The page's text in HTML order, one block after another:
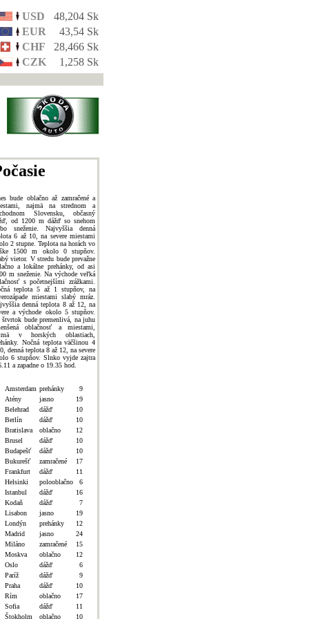
USD
48,204 Sk
EUR
43,54 Sk
CHF
28,466 Sk
CZK
1,258 Sk
bude oblačno až zamračené a
najmä na strednom a
Slovensku, občasný
od 1200 m dážď so snehom
sneženie. Najvyššia denná
6 až 10, na severe miestami
2 stupne. Teplota na horách vo
1500 m okolo 0 stupňov.
vietor. V stredu bude prevažne
a lokálne prehánky, od asi
m sneženie. Na východe veľká
s početnejšími zrážkami.
teplota 5 až 1 stupňov, na
miestami slabý mráz.
denná teplota 8 až 12, na
a východe okolo 5 stupňov.
štvrtok bude premenlivá, na juhu
oblačnosť a miestami,
v horských oblastiach,
Nočná teplota väčšinou 4
denná teplota 8 až 12, na severe
6 stupňov. Slnko vyjde zajtra
a zapadne o 19.35 hod.
Amsterdam prehánky
9
Atény
jasno
19
Belehrad
dážď
10
Berlín
dážď
10
Bratislava
oblačno
12
Brusel
dážď
10
Budapešť
dážď
10
Bukurešť
zamračené
17
Frankfurt
dážď
11
Helsinki
polooblačno
6
Istanbul
dážď
16
Kodaň
dážď
7
Lisabon
jasno
19
Londýn
prehánky
12
Madrid
jasno
24
Miláno
zamračené
15
Moskva
oblačno
12
Oslo
dážď
6
Paríž
dážď
9
Praha
dážď
10
Rím
oblačno
17
Sofia
dážď
11
Štokholm
oblačno
10